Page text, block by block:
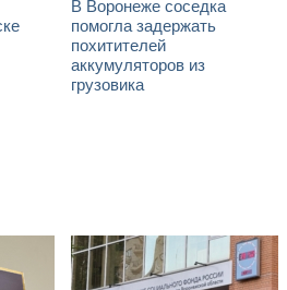
В Воронеже соседка
помогла задержать
похитителей
аккумуляторов из
грузовика